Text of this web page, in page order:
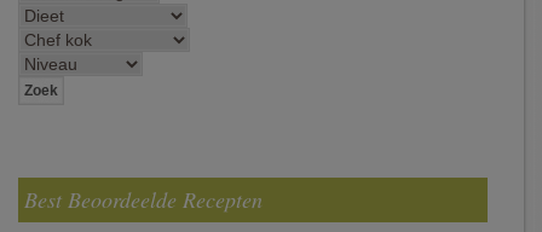
Best Beoordeelde Recepten